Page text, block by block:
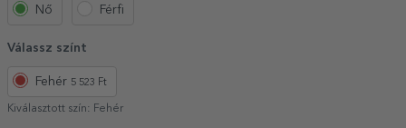
Nő Férfi
Válassz színt
Fehér 5 523 Ft
Kiválasztott szín: Fehér